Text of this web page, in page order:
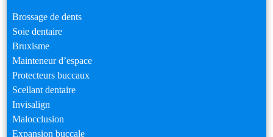
Brossage de dents
Soie dentaire
Bruxisme
Mainteneur d’espace
Protecteurs buccaux
Scellant dentaire
Invisalign
Malocclusion
Expansion buccale